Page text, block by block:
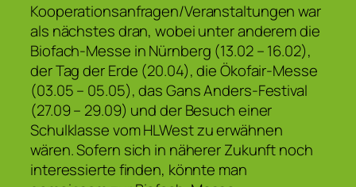
Kooperationsanfragen/Veranstaltungen war
als nächstes dran, wobei unter anderem die
Biofach-Messe in Nürnberg (13.02 – 16.02),
der Tag der Erde (20.04), die Ökofair-Messe
(03.05 – 05.05), das Gans Anders-Festival
(27.09 – 29.09) und der Besuch einer
Schulklasse vom HLWest zu erwähnen
wären. Sofern sich in näherer Zukunft noch
interessierte finden, könnte man